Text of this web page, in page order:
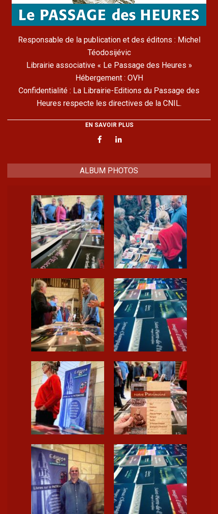
Responsable de la publication et des éditons : Michel
Téodosijévic
Librairie associative « Le Passage des Heures »
Hébergement : OVH
Confidentialité : La Librairie-Editions du Passage des
Heures respecte les directives de la CNIL.
EN SAVOIR PLUS
ALBUM PHOTOS